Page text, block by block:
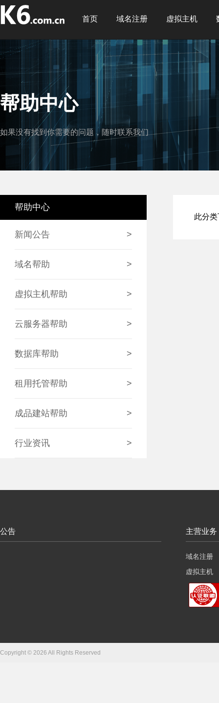
首页 域名注册 虚拟主机
帮助中心
如果没有找到你需要的问题，随时联系我们
帮助中心
>
新闻公告
>
域名帮助
>
虚拟主机帮助
>
云服务器帮助
>
数据库帮助
>
租用托管帮助
>
成品建站帮助
>
行业资讯
此分
公告 主营业务
域名注册
虚拟主机
云服务器
Copyright © 2026 All Rights Reserved